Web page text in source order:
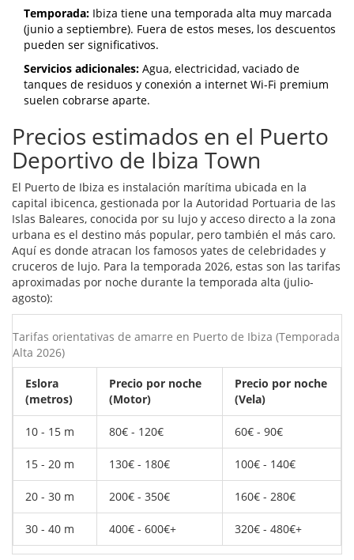
Temporada: Ibiza tiene una temporada alta muy marcada
(junio a septiembre). Fuera de estos meses, los descuentos
pueden ser significativos.
Servicios adicionales: Agua, electricidad, vaciado de
tanques de residuos y conexión a internet Wi-Fi premium
suelen cobrarse aparte.
Precios estimados en el Puerto
Deportivo de Ibiza Town
El Puerto de Ibiza es instalación marítima ubicada en la
capital ibicenca, gestionada por la Autoridad Portuaria de las
Islas Baleares, conocida por su lujo y acceso directo a la zona
urbana es el destino más popular, pero también el más caro.
Aquí es donde atracan los famosos yates de celebridades y
cruceros de lujo. Para la temporada 2026, estas son las tarifas
aproximadas por noche durante la temporada alta (julio-
agosto):
Tarifas orientativas de amarre en Puerto de Ibiza (Temporada
Alta 2026)
Eslora
(metros)
Precio por noche
(Motor)
Precio por noche
(Vela)
10 - 15 m 80€ - 120€ 60€ - 90€
15 - 20 m 130€ - 180€ 100€ - 140€
20 - 30 m 200€ - 350€ 160€ - 280€
30 - 40 m 400€ - 600€+ 320€ - 480€+